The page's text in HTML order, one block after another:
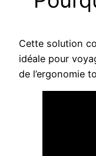
Cette solution
idéale pour
de l’ergonomie